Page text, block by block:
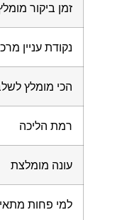
זמן ביקור
נקודת עניין
הכי מומלץ
רמת הליכה
עונה מומלצת
למי פחות